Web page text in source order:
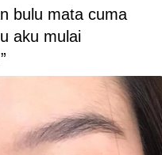
bulu mata cuma
aku mulai